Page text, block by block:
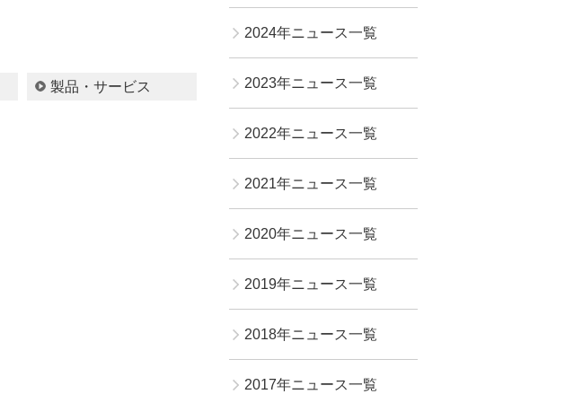
製品・サービス
2024年ニュース一覧
2023年ニュース一覧
2022年ニュース一覧
2021年ニュース一覧
2020年ニュース一覧
2019年ニュース一覧
2018年ニュース一覧
2017年ニュース一覧